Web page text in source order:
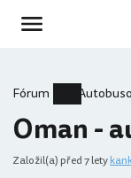
Fórum
Oman -
Založil(a) před 7 lety